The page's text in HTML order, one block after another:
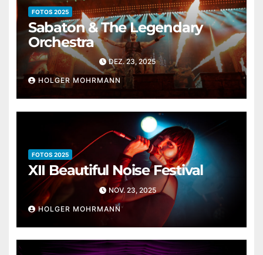
FOTOS 2025
Sabaton & The Legendary
Orchestra
DEZ. 23, 2025
HOLGER MOHRMANN
FOTOS 2025
XII Beautiful Noise Festival
NOV. 23, 2025
HOLGER MOHRMANN